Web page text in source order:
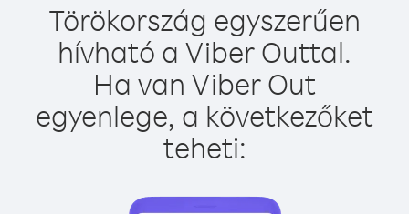
Törökország egyszerűen
hívható a Viber Outtal.
Ha van Viber Out
egyenlege, a következőket
teheti: